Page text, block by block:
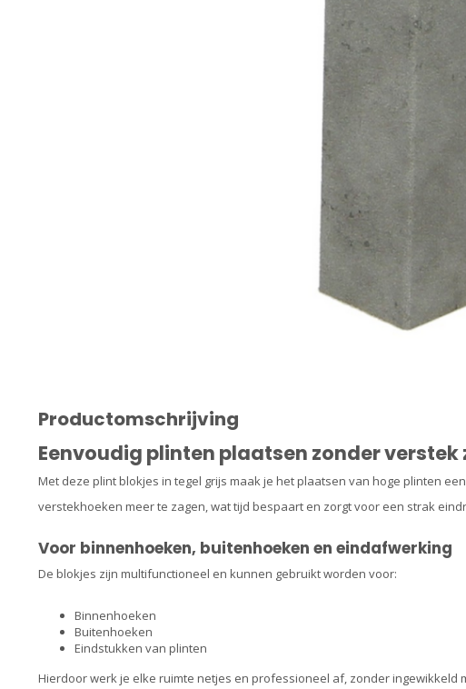
Productomschrijving
Eenvoudig plinten plaatsen zonder verstek
Met deze plint blokjes in tegel grijs maak je het plaatsen van hoge plinten
verstekhoeken meer te zagen, wat tijd bespaart en zorgt voor een strak
Voor binnenhoeken, buitenhoeken en eindafwerking
De blokjes zijn multifunctioneel en kunnen gebruikt worden voor:
Binnenhoeken
Buitenhoeken
Eindstukken van plinten
Hierdoor werk je elke ruimte netjes en professioneel af, zonder ingewikkeld